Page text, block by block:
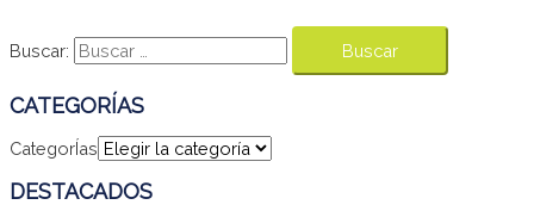
Buscar:
CATEGORÍAS
CategorÍas
DESTACADOS